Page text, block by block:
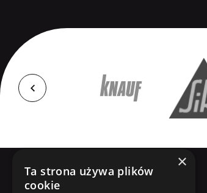
×
Ta strona używa plików
cookie